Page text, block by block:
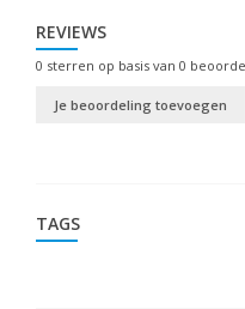
REVIEWS
0 sterren op basis van 0
Je beoordeling toevoegen
TAGS